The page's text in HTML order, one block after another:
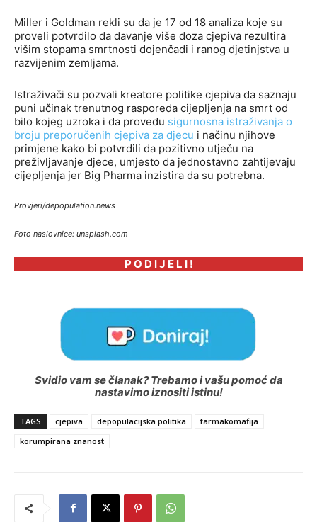
Miller i Goldman rekli su da je 17 od 18 analiza koje su
proveli potvrdilo da davanje više doza cjepiva rezultira
višim stopama smrtnosti dojenčadi i ranog djetinjstva u
razvijenim zemljama.
Istraživači su pozvali kreatore politike cjepiva da saznaju
puni učinak trenutnog rasporeda cijepljenja na smrt od
bilo kojeg uzroka i da provedu sigurnosna istraživanja o
broju preporučenih cjepiva za djecu i načinu njihove
primjene kako bi potvrdili da pozitivno utječu na
preživljavanje djece, umjesto da jednostavno zahtijevaju
cijepljenja jer Big Pharma inzistira da su potrebna.
Provjeri/depopulation.news
Foto naslovnice: unsplash.com
P O D I J E L I !
Svidio vam se članak? Trebamo i vašu pomoć da
nastavimo iznositi istinu!
TAGS cjepiva depopulacijska politika
farmakomafija
korumpirana znanost